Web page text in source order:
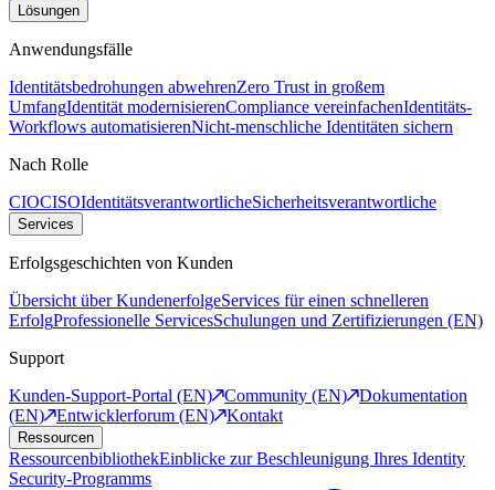
Lösungen
Anwendungsfälle
Identitätsbedrohungen abwehrenZero Trust in großem
UmfangIdentität modernisierenCompliance vereinfachenIdentitäts-
Workflows automatisierenNicht-menschliche Identitäten sichern
Nach Rolle
CIOCISOIdentitätsverantwortlicheSicherheitsverantwortliche
Services
Erfolgsgeschichten von Kunden
Übersicht über KundenerfolgeServices für einen schnelleren
ErfolgProfessionelle ServicesSchulungen und Zertifizierungen (EN)
Support
Kunden-Support-Portal (EN)
Community (EN)
Dokumentation
(EN)
Entwicklerforum (EN) Kontakt
Ressourcen
RessourcenbibliothekEinblicke zur Beschleunigung Ihres Identity
Security-Programms